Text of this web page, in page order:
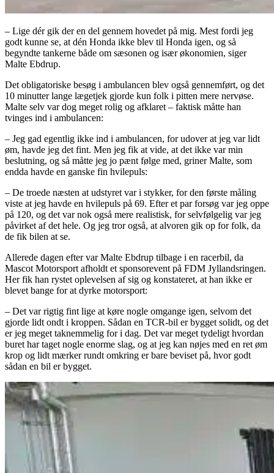
– Lige dér gik der en del gennem hovedet på mig. Mest fordi jeg
godt kunne se, at dén Honda ikke blev til Honda igen, og så
begyndte tankerne både om sæsonen og især økonomien, siger
Malte Ebdrup.
Det obligatoriske besøg i ambulancen blev også gennemført, og det
10 minutter lange lægetjek gjorde kun folk i pitten mere nervøse.
Malte selv var dog meget rolig og afklaret – faktisk måtte han
tvinges ind i ambulancen:
– Jeg gad egentlig ikke ind i ambulancen, for udover at jeg var lidt
øm, havde jeg det fint. Men jeg fik at vide, at det ikke var min
beslutning, og så måtte jeg jo pænt følge med, griner Malte, som
endda havde en ganske fin hvilepuls:
– De troede næsten at udstyret var i stykker, for den første måling
viste at jeg havde en hvilepuls på 69. Efter et par forsøg var jeg oppe
på 120, og det var nok også mere realistisk, for selvfølgelig var jeg
påvirket af det hele. Og jeg tror også, at alvoren gik op for folk, da
de fik bilen at se.
Allerede dagen efter var Malte Ebdrup tilbage i en racerbil, da
Mascot Motorsport afholdt et sponsorevent på FDM Jyllandsringen.
Her fik han rystet oplevelsen af sig og konstateret, at han ikke er
blevet bange for at dyrke motorsport:
– Det var rigtig fint lige at køre nogle omgange igen, selvom det
gjorde lidt ondt i kroppen. Sådan en TCR-bil er bygget solidt, og det
er jeg meget taknemmelig for i dag. Det var meget tydeligt hvordan
buret har taget nogle enorme slag, og at jeg kan nøjes med en ret øm
krop og lidt mærker rundt omkring er bare beviset på, hvor godt
sådan en bil er bygget.